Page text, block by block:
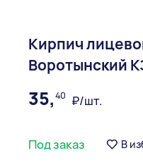
Кирпич
Воротынский
35,40 ₽/шт.
Под заказ В